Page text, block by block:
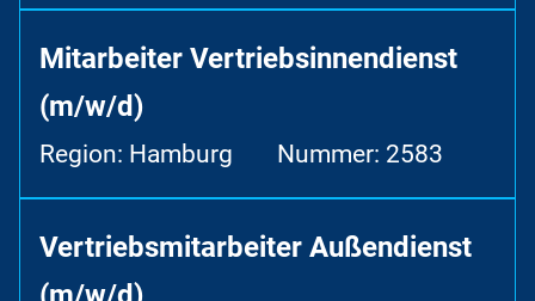
Mitarbeiter Vertriebsinnendienst
(m/w/d)
Region: Hamburg Nummer: 2583
Vertriebsmitarbeiter Außendienst